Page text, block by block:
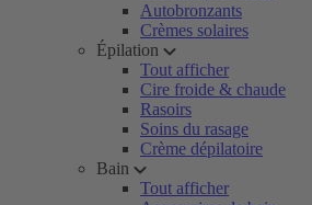
Autobronzants
Crèmes solaires
Épilation
Tout afficher
Cire froide & chaude
Rasoirs
Soins du rasage
Crème dépilatoire
Bain
Tout afficher